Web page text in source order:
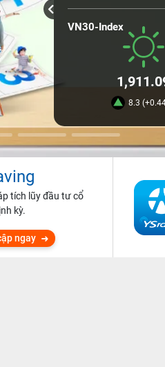
VN30-Index
8.3
tích lũy đầu tư cổ
kỳ.
ngay